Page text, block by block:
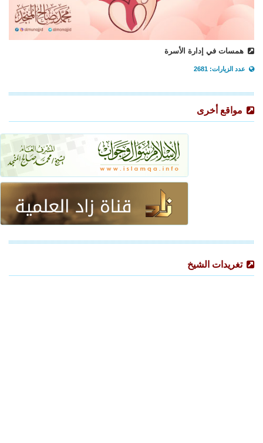
همسات في إدارة الأسرة
عدد الزيارات: 2681
مواقع أخرى
تغريدات الشيخ